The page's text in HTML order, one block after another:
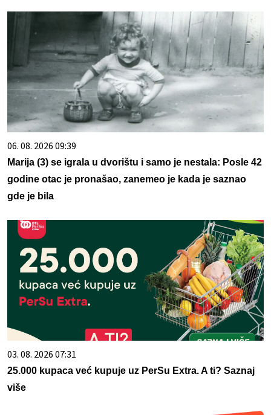
06. 08. 2026 09:39
Marija (3) se igrala u dvorištu i samo je nestala: Posle 42
godine otac je pronašao, zanemeo je kada je saznao
gde je bila
03. 08. 2026 07:31
25.000 kupaca već kupuje uz PerSu Extra. A ti? Saznaj
više